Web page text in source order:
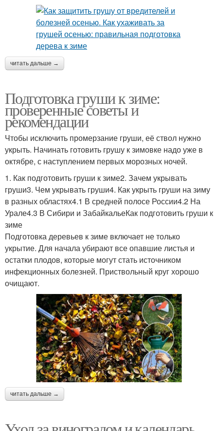
читать дальше →
Подготовка груши к зиме:
проверенные советы и
рекомендации
Чтобы исключить промерзание груши, её ствол нужно
укрыть. Начинать готовить грушу к зимовке надо уже в
октябре, с наступлением первых морозных ночей.
1. Как подготовить груши к зиме2. Зачем укрывать
груши3. Чем укрывать груши4. Как укрыть груши на зиму
в разных областях4.1 В средней полосе России4.2 На
Урале4.3 В Сибири и ЗабайкальеКак подготовить груши к
зиме
Подготовка деревьев к зиме включает не только
укрытие. Для начала убирают все опавшие листья и
остатки плодов, которые могут стать источником
инфекционных болезней. Приствольный круг хорошо
очищают.
читать дальше →